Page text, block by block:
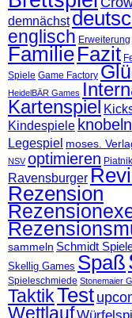
demnächst
englisch Erweiterung
FamilieFazit
Spiele Game Factory
HeidelBÄR Games
Kartenspiel
Kindespiele knobeln
Legespiel moses.
NSV optimieren Piatnik
Ravensburger
Rezension
sammeln Schmidt
Skellig Games Spaß
Spieleschmiede Stonemaier
TaktikTest
Wettlauf